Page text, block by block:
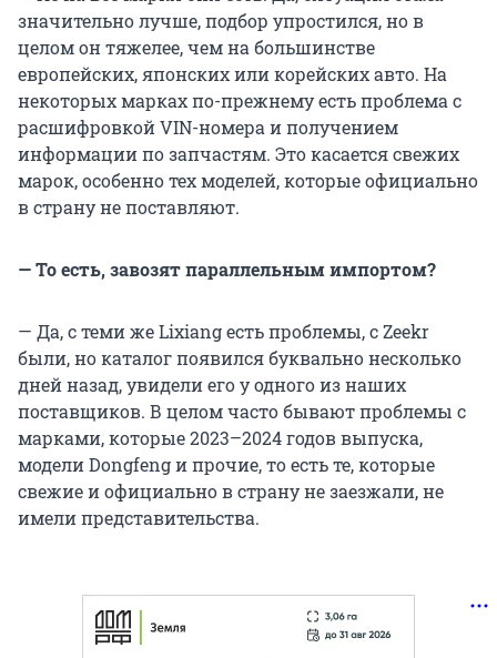
значительно лучше, подбор упростился, но в
целом он тяжелее, чем на большинстве
европейских, японских или корейских авто. На
некоторых марках по-прежнему есть проблема с
расшифровкой VIN-номера и получением
информации по запчастям. Это касается свежих
марок, особенно тех моделей, которые официально
в страну не поставляют.
— То есть, завозят параллельным импортом?
— Да, с теми же Lixiang есть проблемы, с Zeekr
были, но каталог появился буквально несколько
дней назад, увидели его у одного из наших
поставщиков. В целом часто бывают проблемы с
марками, которые 2023–2024 годов выпуска,
модели Dongfeng и прочие, то есть те, которые
свежие и официально в страну не заезжали, не
имели представительства.